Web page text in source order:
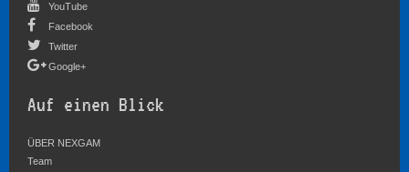
YouTube
Facebook
Twitter
Google+
Auf einen Blick
ÜBER NEXGAM
Team